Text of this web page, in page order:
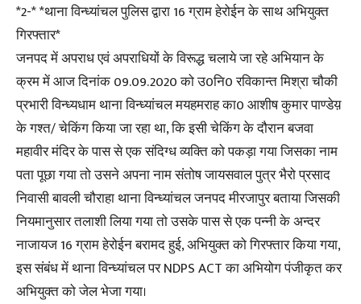
*2-* *थाना विन्ध्यांचल पुलिस द्वारा 16 ग्राम हेरोईन के साथ अभियुक्त
गिरफ्तार*
जनपद में अपराध एवं अपराधियों के विरूद्ध चलाये जा रहे अभियान के
क्रम में आज दिनांक 09.09.2020 को उ0नि0 रविकान्त मिश्रा चौकी
प्रभारी विन्ध्यधाम थाना विन्ध्यांचल मयहमराह का0 आशीष कुमार पाण्डेय़
के गश्त/ चेकिंग किया जा रहा था, कि इसी चेकिंग के दौरान बजवा
महावीर मंदिर के पास से एक संदिग्ध व्यक्ति को पकड़ा गया जिसका नाम
पता पूछा गया तो उसने अपना नाम संतोष जायसवाल पुत्र भैरो प्रसाद
निवासी बावली चौराहा थाना विन्ध्यांचल जनपद मीरजापुर बताया जिसकी
नियमानुसार तलाशी लिया गया तो उसके पास से एक पन्नी के अन्दर
नाजायज 16 ग्राम हेरोईन बरामद हुई, अभियुक्त को गिरफ्तार किया गया,
इस संबंध में थाना विन्ध्यांचल पर NDPS ACT का अभियोग पंजीकृत कर
अभियुक्त को जेल भेजा गया।